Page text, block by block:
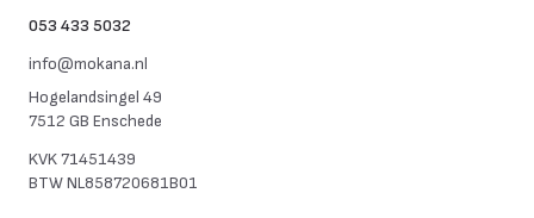
053 433 5032
info@mokana.nl
Hogelandsingel 49
7512 GB Enschede
KVK71451439
BTWNL858720681B01